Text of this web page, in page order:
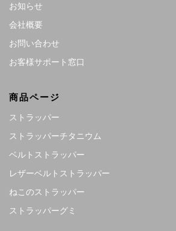
お知らせ
会社概要
お問い合わせ
お客様サポート窓口
商品ページ
ストラッパー
ストラッパーチタニウム
ベルトストラッパー
レザーベルトストラッパー
ねこのストラッパー
ストラッパーグミ